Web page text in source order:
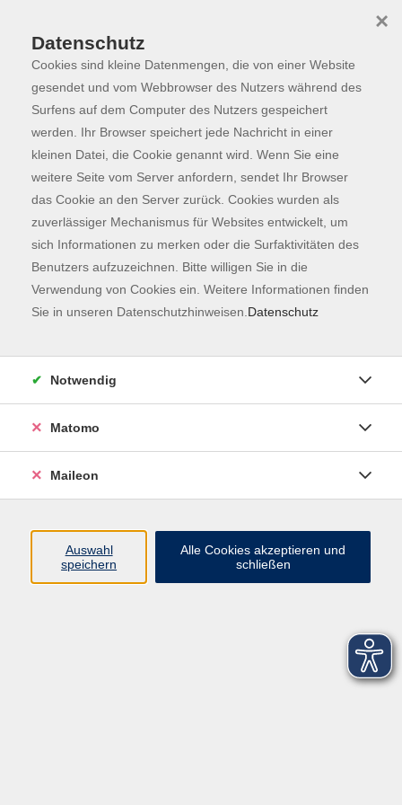
Skip to main content
Programm
Der Kurs konnte nicht gefunden werden.
Kontaktformular
Impressum
AGB
Datenschutzerklärung
Datenschutz
Cookies sind kleine Datenmengen, die von einer Website
gesendet und vom Webbrowser des Nutzers während des
Surfens auf dem Computer des Nutzers gespeichert
werden. Ihr Browser speichert jede Nachricht in einer
kleinen Datei, die Cookie genannt wird. Wenn Sie eine
weitere Seite vom Server anfordern, sendet Ihr Browser
das Cookie an den Server zurück. Cookies wurden als
zuverlässiger Mechanismus für Websites entwickelt, um
sich Informationen zu merken oder die Surfaktivitäten des
Benutzers aufzuzeichnen. Bitte willigen Sie in die
Verwendung von Cookies ein. Weitere Informationen finden
Sie in unseren Datenschutzhinweisen. Datenschutz
×
Notwendig
Matomo
Maileon
Auswahl
speichern
Alle Cookies akzeptieren und
schließen